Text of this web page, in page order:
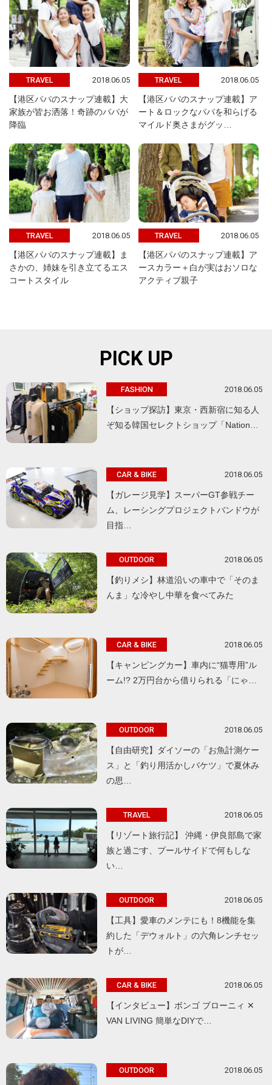
TRAVEL 2018.06.05
【港区パパのスナップ連載】大
家族が皆お洒落！奇跡のパパが
降臨
TRAVEL 2018.06.05
【港区パパのスナップ連載】ア
ート＆ロックなパパを和らげる
マイルド奥さまがグッ…
TRAVEL 2018.06.05
【港区パパのスナップ連載】ま
さかの、姉妹を引き立てるエス
コートスタイル
TRAVEL 2018.06.05
【港区パパのスナップ連載】ア
ースカラー＋白が実はおソロな
アクティブ親子
PICK UP
FASHION 2018.06.05
【ショップ探訪】東京・西新宿に知る人
ぞ知る韓国セレクトショップ「Nation…
CAR & BIKE 2018.06.05
【ガレージ見学】スーパーGT参戦チー
ム、レーシングプロジェクトバンドウが
目指…
OUTDOOR 2018.06.05
【釣りメシ】林道沿いの車中で「そのま
んま」な冷やし中華を食べてみた
CAR & BIKE 2018.06.05
【キャンピングカー】車内に“猫専用”ル
ーム!? 2万円台から借りられる「にゃ…
OUTDOOR 2018.06.05
【自由研究】ダイソーの「お魚計測ケー
ス」と「釣り用活かしバケツ」で夏休み
の思…
TRAVEL 2018.06.05
【リゾート旅行記】 沖縄・伊良部島で家
族と過ごす、プールサイドで何もしな
い…
OUTDOOR 2018.06.05
【工具】愛車のメンテにも！8機能を集
約した「デウォルト」の六角レンチセッ
トが…
CAR & BIKE 2018.06.05
【インタビュー】ボンゴ ブローニィ ✕
VAN LIVING 簡単なDIYで…
OUTDOOR 2018.06.05